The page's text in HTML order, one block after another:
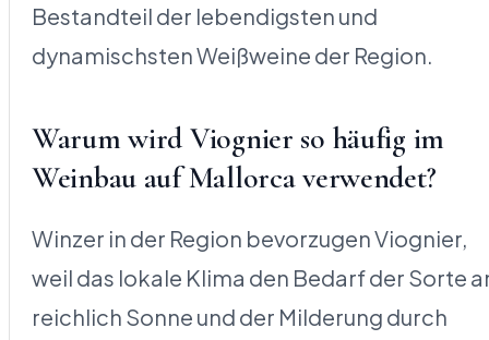
Bestandteil der lebendigsten und
dynamischsten Weißweine der Region.
Warum wird Viognier so häufig im
Weinbau auf Mallorca verwendet?
Winzer in der Region bevorzugen Viognier,
weil das lokale Klima den Bedarf der Sorte
reichlich Sonne und der Milderung durch